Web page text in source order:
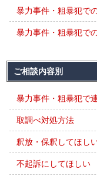
暴力事件・粗暴犯で
暴力事件・粗暴犯で
ご相談内容別
暴力事件・粗暴犯で
取調べ対処方法
釈放・保釈してほし
不起訴にしてほしい